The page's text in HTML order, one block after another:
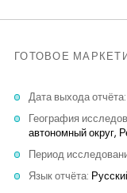
Аналитика
Контакты
ГОТОВОЕ
Дата выхода отчёта:
География
автономный округ,
Период
Язык отчёта: